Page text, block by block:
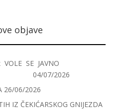
objave
SE JAVNO
04/07/2026
26/06/2026
IZ ČEKIĆARSKOG GNIJEZDA